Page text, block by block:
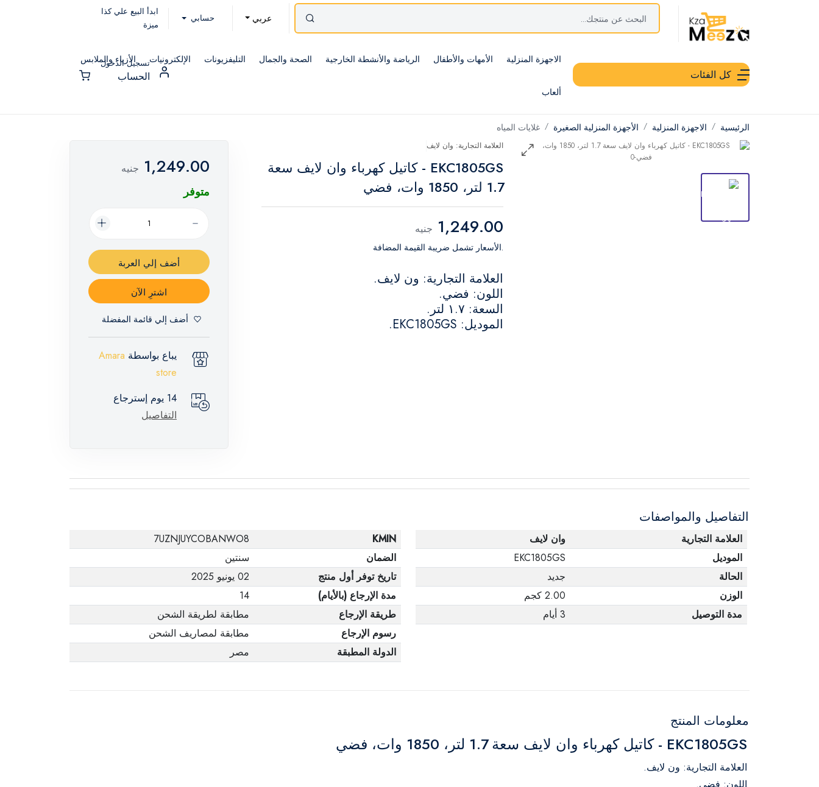
عربي حسابي
ابدأ البيع علي كذا
ميزة
كل الفئات
الاجهزة المنزلية الأمهات والأطفال الرياضة والأنشطة الخارجية الصحة والجمال التليفزيونات الإلكترونيات الأزياء والملابس
ألعاب
تسجيل الدخول
الحساب
الرئيسية الاجهزة المنزلية الأجهزة المنزلية الصغيرة غلايات المياه
العلامة التجارية: وان لايف
EKC1805GS - كاتيل كهرباء وان لايف سعة
1.7 لتر، 1850 وات، فضي
1,249.00 جنيه
.الأسعار تشمل ضريبة القيمة المضافة
العلامة التجارية: ون لايف.
اللون: فضي.
السعة: ١.٧ لتر.
الموديل: EKC1805GS.
1,249.00 جنيه
متوفر
أضف إلي العربة
اشترِ الآن
أضف إلي قائمة المفضلة
يباع بواسطة Amara
store
14 يوم إسترجاع
التفاصيل
التفاصيل والمواصفات
العلامة التجارية
وان لايف
الموديل
EKC1805GS
الحالة
جديد
الوزن
2.00 كجم
مدة التوصيل
3 أيام
KMIN
7UZNJUYCOBANWO8
الضمان
سنتين
تاريخ توفر أول منتج
02 يونيو 2025
مدة الإرجاع (بالأيام)
14
طريقة الإرجاع
مطابقة لطريقة الشحن
رسوم الإرجاع
مطابقة لمصاريف الشحن
الدولة المطبقة
مصر
معلومات المنتج
EKC1805GS - كاتيل كهرباء وان لايف سعة 1.7 لتر، 1850 وات، فضي
العلامة التجارية: ون لايف.
اللون: فضي.